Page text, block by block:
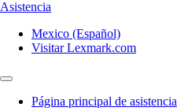
Asistencia
Mexico (Español)
Visitar Lexmark.com
Página principal de asistencia